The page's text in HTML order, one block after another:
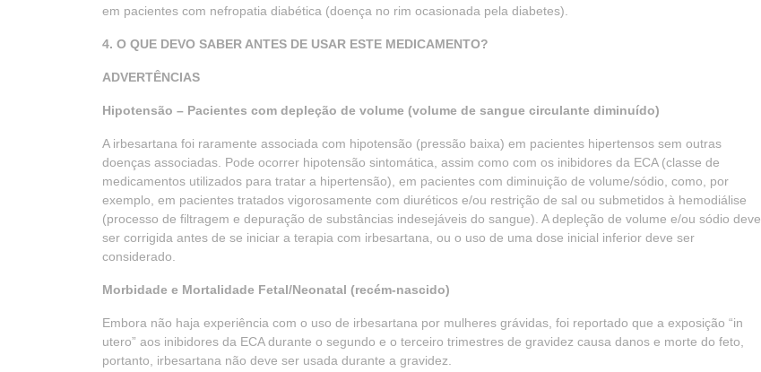
em pacientes com nefropatia diabética (doença no rim ocasionada pela diabetes).
4. O QUE DEVO SABER ANTES DE USAR ESTE MEDICAMENTO?
ADVERTÊNCIAS
Hipotensão – Pacientes com depleção de volume (volume de sangue circulante diminuído)
A irbesartana foi raramente associada com hipotensão (pressão baixa) em pacientes hipertensos sem outras
doenças associadas. Pode ocorrer hipotensão sintomática, assim como com os inibidores da ECA (classe de
medicamentos utilizados para tratar a hipertensão), em pacientes com diminuição de volume/sódio, como, por
exemplo, em pacientes tratados vigorosamente com diuréticos e/ou restrição de sal ou submetidos à hemodiálise
(processo de filtragem e depuração de substâncias indesejáveis do sangue). A depleção de volume e/ou sódio deve
ser corrigida antes de se iniciar a terapia com irbesartana, ou o uso de uma dose inicial inferior deve ser
considerado.
Morbidade e Mortalidade Fetal/Neonatal (recém-nascido)
Embora não haja experiência com o uso de irbesartana por mulheres grávidas, foi reportado que a exposição “in
utero” aos inibidores da ECA durante o segundo e o terceiro trimestres de gravidez causa danos e morte do feto,
portanto, irbesartana não deve ser usada durante a gravidez.